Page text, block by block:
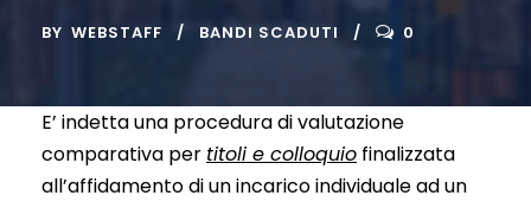
BY WEBSTAFF BANDI SCADUTI 0
E’ indetta una procedura di valutazione
comparativa per titoli e colloquio finalizzata
all’affidamento di un incarico individuale ad un